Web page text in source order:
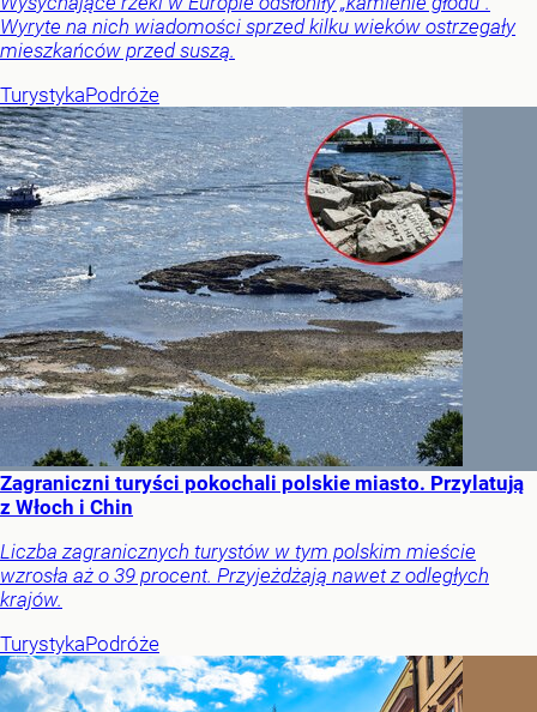
Wyryte na nich wiadomości sprzed kilku wieków ostrzegały
mieszkańców przed suszą.
TurystykaPodróże
Zagraniczni turyści pokochali polskie miasto. Przylatują
z Włoch i Chin
Liczba zagranicznych turystów w tym polskim mieście
wzrosła aż o 39 procent. Przyjeżdżają nawet z odległych
krajów.
TurystykaPodróże